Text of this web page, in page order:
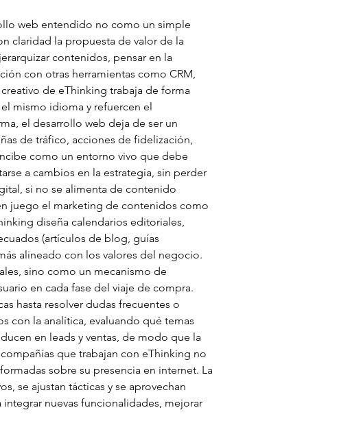
web entendido no como un simple
claridad la propuesta de valor de la
contenidos, pensar en la
con otras herramientas como CRM,
de eThinking trabaja de forma
mismo idioma y refuercen el
el desarrollo web deja de ser un
de tráfico, acciones de fidelización,
como un entorno vivo que debe
a cambios en la estrategia, sin perder
si no se alimenta de contenido
juego el marketing de contenidos como
diseña calendarios editoriales,
(artículos de blog, guías
alineado con los valores del negocio.
sino como un mecanismo de
en cada fase del viaje de compra.
hasta resolver dudas frecuentes o
con la analítica, evaluando qué temas
en leads y ventas, de modo que la
que trabajan con eThinking no
sobre su presencia en internet. La
se ajustan tácticas y se aprovechan
nuevas funcionalidades, mejorar